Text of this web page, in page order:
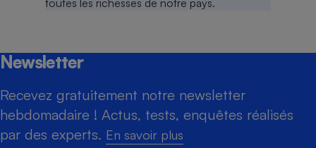
Newsletter
Recevez gratuitement notre newsletter
hebdomadaire ! Actus, tests, enquêtes réalisés
par des experts. En savoir plus